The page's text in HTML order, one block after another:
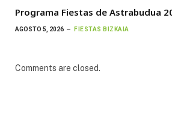
Programa Fiestas de Astrabudua
AGOSTO 5, 2026 FIESTAS BIZKAIA
Comments are closed.